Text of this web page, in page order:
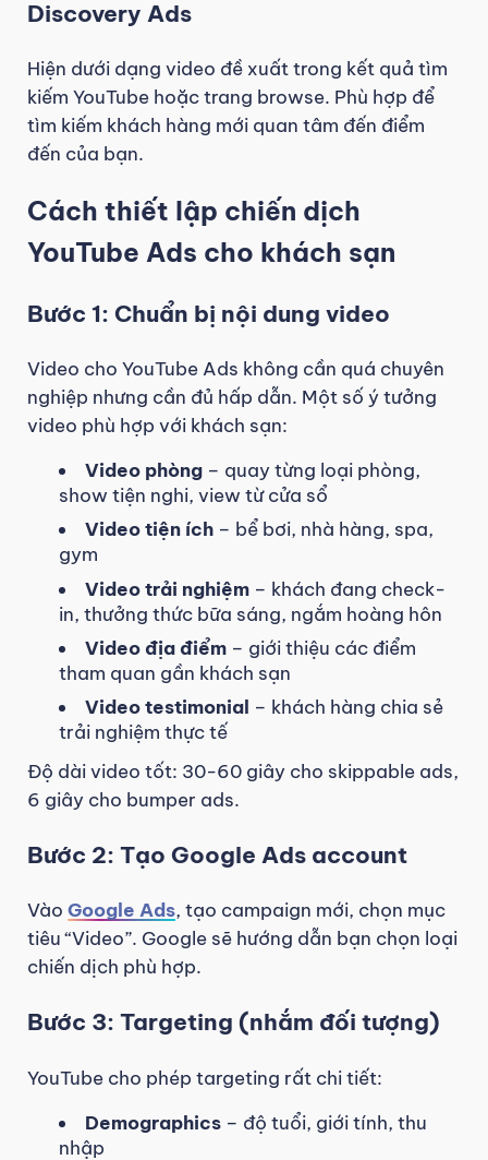
Discovery Ads
Hiện dưới dạng video đề xuất trong kết quả tìm
kiếm YouTube hoặc trang browse. Phù hợp để
tìm kiếm khách hàng mới quan tâm đến điểm
đến của bạn.
Cách thiết lập chiến dịch
YouTube Ads cho khách sạn
Bước 1: Chuẩn bị nội dung video
Video cho YouTube Ads không cần quá chuyên
nghiệp nhưng cần đủ hấp dẫn. Một số ý tưởng
video phù hợp với khách sạn:
Video phòng– quay từng loại phòng,
show tiện nghi, view từ cửa sổ
Video tiện ích– bể bơi, nhà hàng, spa,
gym
Video trải nghiệm– khách đang check-
in, thưởng thức bữa sáng, ngắm hoàng hôn
Video địa điểm– giới thiệu các điểm
tham quan gần khách sạn
Video testimonial – khách hàng chia sẻ
trải nghiệm thực tế
Độ dài video tốt: 30-60 giây cho skippable ads,
6 giây cho bumper ads.
Bước 2: Tạo Google Ads account
Vào Google Ads, tạo campaign mới, chọn mục
tiêu “Video”. Google sẽ hướng dẫn bạn chọn loại
chiến dịch phù hợp.
Bước 3: Targeting (nhắm đối tượng)
YouTube cho phép targeting rất chi tiết:
Demographics– độ tuổi, giới tính, thu
nhập